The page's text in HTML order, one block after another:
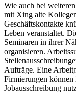
Wie auch bei
mit Xing alte
Geschäftskontakte
Leben veranstaltet.
Seminaren in ihrer
organisieren.
Aufträge. Eine
Firmierungen
Jobausschreibung